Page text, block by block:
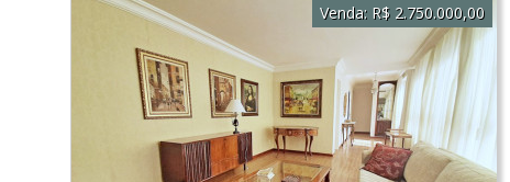
Venda: R$ 2.750.000,00